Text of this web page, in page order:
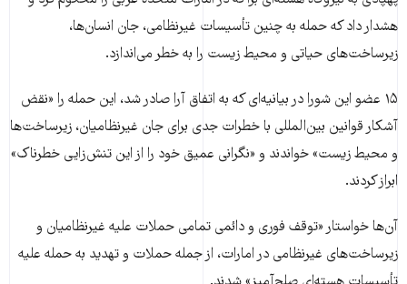
هشدار داد که حمله به چنین تأسیسات غیرنظامی، جان انسان‌ها،
زیرساخت‌های حیاتی و محیط زیست را به خطر می‌اندازد.
۱۵ عضو این شورا در بیانیه‌ای که به اتفاق آرا صادر شد، این حمله را «نقض
آشکار قوانین بین‌المللی با خطرات جدی برای جان غیرنظامیان، زیرساخت‌ها
و محیط زیست» خواندند و «نگرانی عمیق خود را از این تنش‌زایی خطرناک»
ابراز کردند.
آن‌ها خواستار «توقف فوری و دائمی تمامی حملات علیه غیرنظامیان و
زیرساخت‌های غیرنظامی در امارات، از جمله حملات و تهدید به حمله علیه